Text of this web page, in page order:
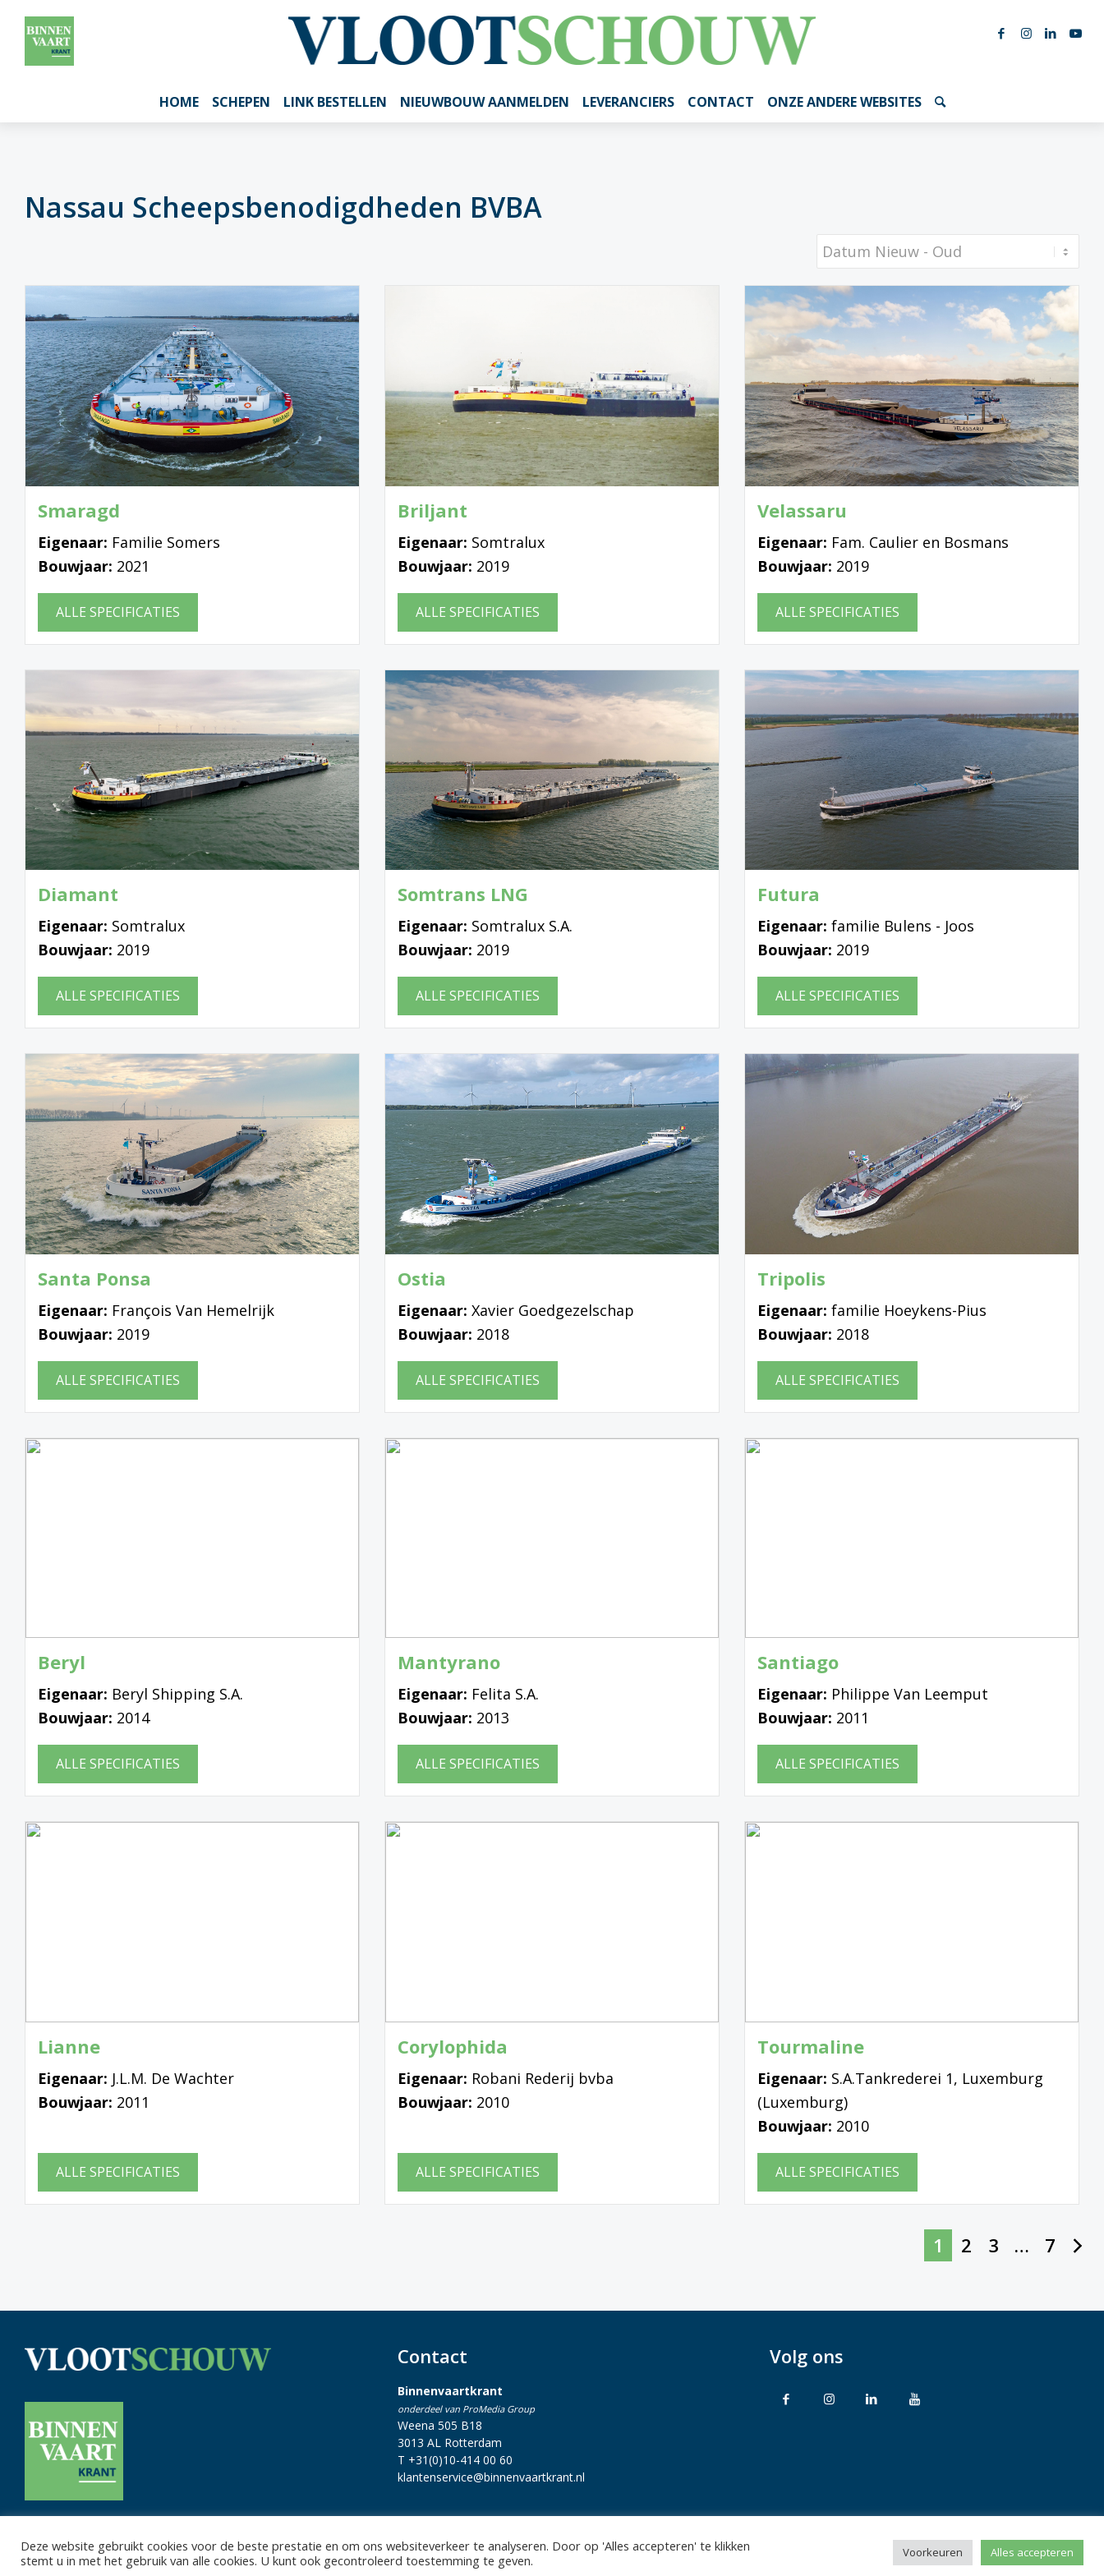
HOME SCHEPEN LINK BESTELLEN NIEUWBOUW AANMELDEN LEVERANCIERS CONTACT ONZE ANDERE WEBSITES
Nassau Scheepsbenodigdheden BVBA
Smaragd
Eigenaar: Familie Somers
Bouwjaar: 2021
ALLE SPECIFICATIES
Briljant
Eigenaar: Somtralux
Bouwjaar: 2019
ALLE SPECIFICATIES
Velassaru
Eigenaar: Fam. Caulier en Bosmans
Bouwjaar: 2019
ALLE SPECIFICATIES
Diamant
Eigenaar: Somtralux
Bouwjaar: 2019
ALLE SPECIFICATIES
Somtrans LNG
Eigenaar: Somtralux S.A.
Bouwjaar: 2019
ALLE SPECIFICATIES
Futura
Eigenaar: familie Bulens - Joos
Bouwjaar: 2019
ALLE SPECIFICATIES
Santa Ponsa
Eigenaar: François Van Hemelrijk
Bouwjaar: 2019
ALLE SPECIFICATIES
Ostia
Eigenaar: Xavier Goedgezelschap
Bouwjaar: 2018
ALLE SPECIFICATIES
Tripolis
Eigenaar: familie Hoeykens-Pius
Bouwjaar: 2018
ALLE SPECIFICATIES
Beryl
Eigenaar: Beryl Shipping S.A.
Bouwjaar: 2014
ALLE SPECIFICATIES
Mantyrano
Eigenaar: Felita S.A.
Bouwjaar: 2013
ALLE SPECIFICATIES
Santiago
Eigenaar: Philippe Van Leemput
Bouwjaar: 2011
ALLE SPECIFICATIES
Lianne
Eigenaar: J.L.M. De Wachter
Bouwjaar: 2011
ALLE SPECIFICATIES
Corylophida
Eigenaar: Robani Rederij bvba
Bouwjaar: 2010
ALLE SPECIFICATIES
Tourmaline
Eigenaar: S.A.Tankrederei 1, Luxemburg
(Luxemburg)
Bouwjaar: 2010
ALLE SPECIFICATIES
1 2 3 … 7
Contact
Binnenvaartkrant
onderdeel van ProMedia Group
Weena 505 B18
3013 AL Rotterdam
T +31(0)10-414 00 60
klantenservice@binnenvaartkrant.nl
Volg ons
Privacy statement|Sitemap| Disclaimer| Copyright 2026 Alle rechten voorbehouden
Deze website gebruikt cookies voor de beste prestatie en om ons websiteverkeer te analyseren. Door op 'Alles accepteren' te klikken
stemt u in met het gebruik van alle cookies. U kunt ook gecontroleerd toestemming te geven.
Voorkeuren Alles accepteren